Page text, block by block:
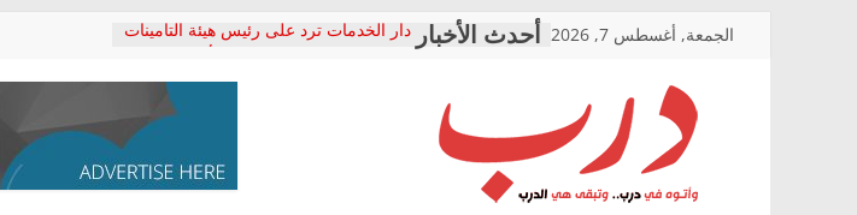
الجمعة, أغسطس 7, 2026
دار الخدمات ترد على رئيس هيئة التأمينات
معاناة أصحاب المعاشات.. ونطالب بكشف
فرحات سليمان يكتب: القطاع الصحي إلى
حزب التحالف الشعبي يطلق لجنة “الحق
درب